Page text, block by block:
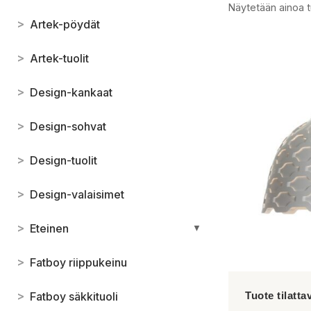
> Artek-pöydät
> Artek-tuolit
> Design-kankaat
> Design-sohvat
> Design-tuolit
> Design-valaisimet
> Eteinen ▼
> Fatboy riippukeinu
> Fatboy säkkituoli
Näytetään ainoa